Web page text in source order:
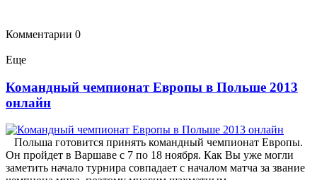
Комментарии 0
Еще
Командный чемпионат Европы в Польше 2013
онлайн
Польша готовится принять командный чемпионат Европы.
Он пройдет в Варшаве с 7 по 18 ноября. Как Вы уже могли
заметить начало турнира совпадает с началом матча за звание